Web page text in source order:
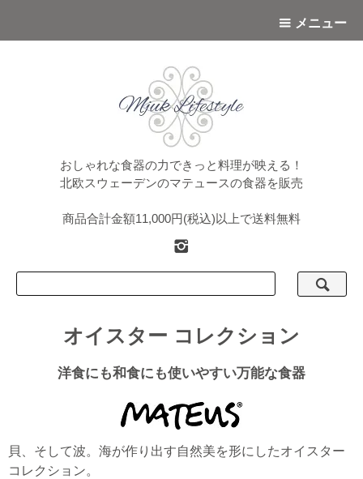
メニュー
おしゃれな食器の力できっと料理が映える！
北欧スウェーデンのマテュースの食器を販売
商品合計金額11,000円(税込)以上で送料無料
オイスター コレクション
洋食にも和食にも使いやすい万能な食器
貝、そして波。海が作り出す自然美を形にしたオイスター
コレクション。